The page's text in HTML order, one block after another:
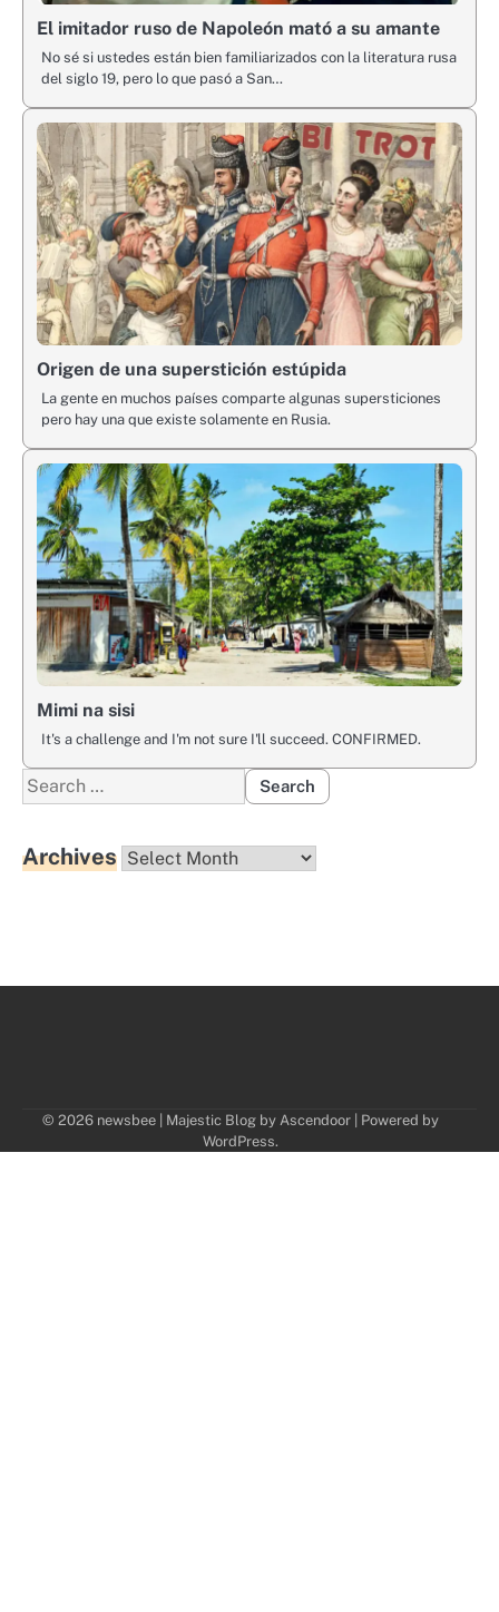
El imitador ruso de Napoleón mató a su amante
No sé si ustedes están bien familiarizados con la literatura rusa
del siglo 19, pero lo que pasó a San…
Origen de una superstición estúpida
La gente en muchos países comparte algunas supersticiones
pero hay una que existe solamente en Rusia.
Mimi na sisi
It's a challenge and I'm not sure I'll succeed. CONFIRMED.
Search
for:
Archives Archives
© 2026 newsbee | Majestic Blog by Ascendoor | Powered by
WordPress.